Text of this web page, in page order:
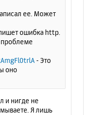
ее. Может
ошибка http.
проблеме
- Это
оно
и нигде не
Я лишь